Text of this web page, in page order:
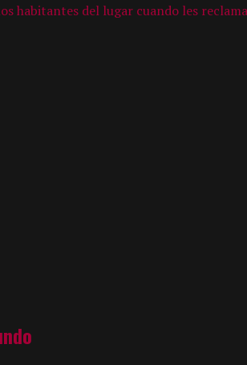
habitantes del lugar cuando les